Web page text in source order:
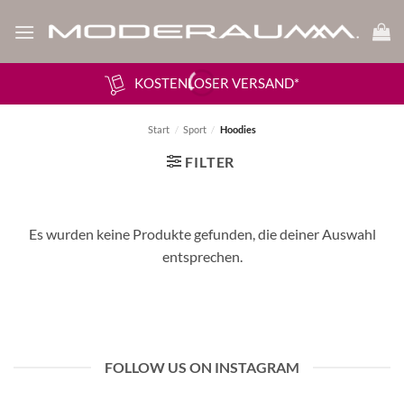
Inhalt
Start / Sport / Hoodies
FILTER
KOSTENLOSER VERSAND*
Es wurden keine Produkte gefunden, die deiner Auswahl
entsprechen.
FOLLOW US ON INSTAGRAM